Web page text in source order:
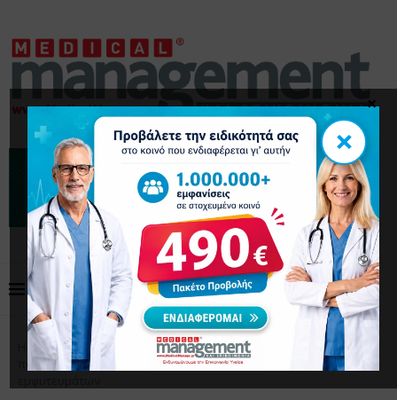
Home Επικαιρότητα
ΕΟΟ: Προειδοποίηση για
παραπλανητικές διαφημίσεις “γρήγορων” οδοντικών
×
×